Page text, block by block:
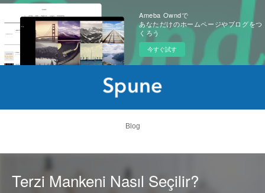
Ameba Owndで
あなただけのホームページやブログをつ
くろう
今すぐ試す
Blog
Terzi Mankeni Nasıl Seçilir?